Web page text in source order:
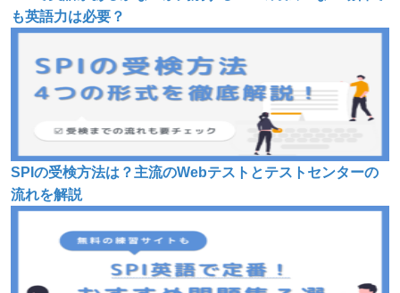
も英語力は必要？
SPIの受検方法は？主流のWebテストとテストセンターの
流れを解説